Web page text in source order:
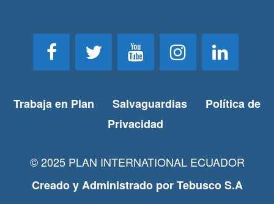
Trabaja en Plan Salvaguardias
Política de
Privacidad
© 2025 PLAN INTERNATIONAL ECUADOR
Creado y Administrado porTebusco S.A